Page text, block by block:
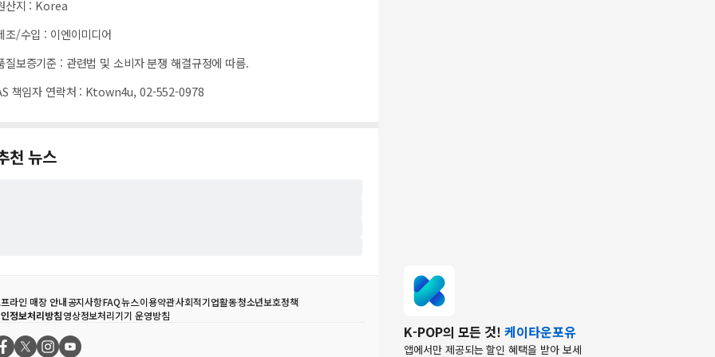
산지 : Korea
조/수입 : 이엔이미디어
질보증기준 : 관련법 및 소비자 분쟁 해결규정에 따름.
책임자 연락처 : Ktown4u, 02-552-0978
천 뉴스
라인 매장 안내공지사항FAQ뉴스이용약관사회적기업활동청소년보호정책
정보처리방침영상정보처리기기 운영방침
K-POP의 모든 것! 케이타운포유
앱에서만 제공되는 할인 혜택을 받아 보세